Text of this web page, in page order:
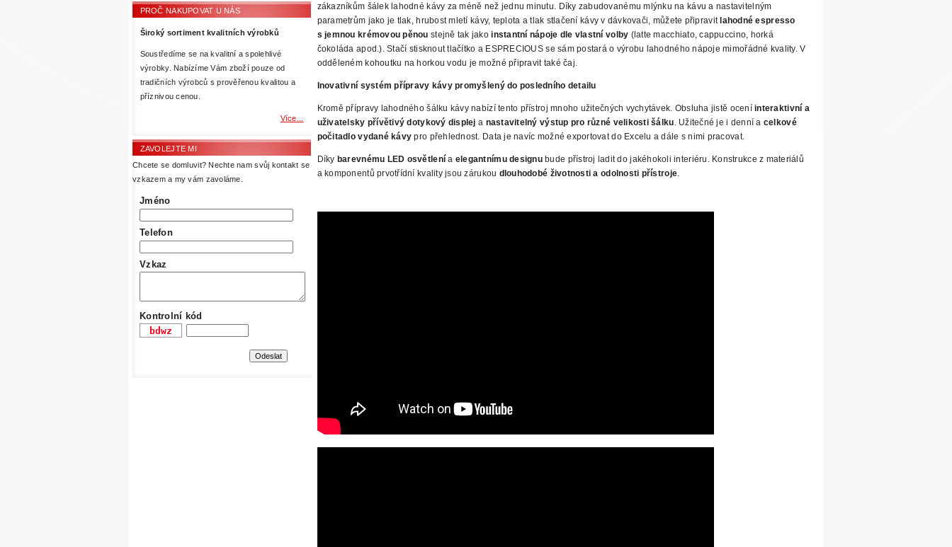
PROČ NAKUPOVAT U NÁS
Široký sortiment kvalitních výrobků
Soustředíme se na kvalitní a spolehlivé
výrobky. Nabízíme Vám zboží pouze od
tradičních výrobců s prověřenou kvalitou a
příznivou cenou.
Více...
ZAVOLEJTE MI
Chcete se domluvit? Nechte nam svůj kontakt se
vzkazem a my vám zavoláme.
Jméno
Telefon
Vzkaz
Kontrolní kód
zákazníkům šálek lahodné kávy za méně než jednu minutu. Díky zabudovanému mlýnku na kávu a nastavitelným
parametrům jako je tlak, hrubost mletí kávy, teplota a tlak stlačení kávy v dávkovači, můžete připravit lahodné espresso
s jemnou krémovou pěnou stejně tak jakoinstantní nápoje dle vlastní volby (latte macchiato, cappuccino, horká
čokoláda apod.). Stačí stisknout tlačítko a ESPRECIOUS se sám postará o výrobu lahodného nápoje mimořádné kvality. V
odděleném kohoutku na horkou vodu je možné připravit také čaj.
Inovativní systém přípravy kávy promyšlenýdo posledního detailu
Kromě přípravy lahodného šálku kávy nabízí tento přístroj mnoho užitečných vychytávek. Obsluha jistě oceníinteraktivní a
uživatelsky přívětivý dotykový displej a nastavitelný výstup pro různé velikosti šálku. Užitečné je i denní a celkové
počitadlo vydané kávy pro přehlednost. Data je navíc možné exportovat do Excelu a dále s nimi pracovat.
Díky barevnému LED osvětlení a elegantnímu designubude přístroj ladit do jakéhokoli interiéru. Konstrukce z materiálů
a komponentů prvotřídní kvality jsou zárukou dlouhodobé životnosti a odolnosti přístroje.